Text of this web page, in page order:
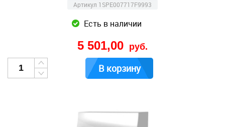
Артикул 1SPE007717F9993
Есть в наличии
5 501,00 руб.
В корзину